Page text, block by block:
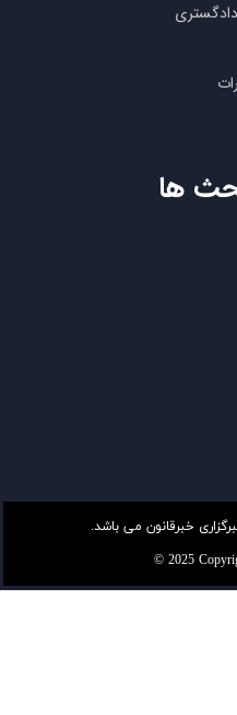
دادگستری
ها
خبرقانون می باشد.
© 2025